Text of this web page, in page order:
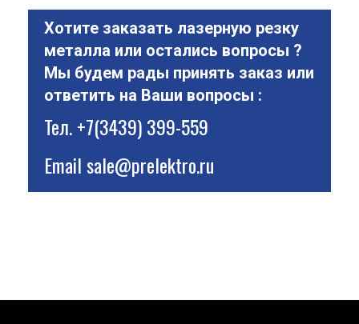
Хотите заказать лазерную резку
металла или остались вопросы ?
Мы будем рады принять заказ или
ответить на Ваши вопросы :
Тел.+7(3439) 399-559
Emailsale@prelektro.ru